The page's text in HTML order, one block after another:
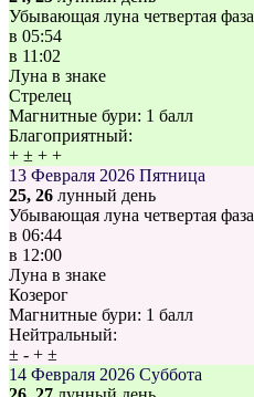
Убывающая луна четвертая фаза
в 05:54
в 11:02
Луна в знаке
Стрелец
Магнитные бури: 1 балл
Благоприятный:
+ ± + +
13 Февраля 2026 Пятница
25, 26 лунный день
Убывающая луна четвертая фаза
в 06:44
в 12:00
Луна в знаке
Козерог
Магнитные бури: 1 балл
Нейтральный:
± - + ±
14 Февраля 2026 Суббота